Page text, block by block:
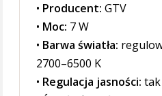
• Producent: GTV
• Moc: 7 W
• Barwa światła:
2700–6500 K
• Regulacja jasności: tak